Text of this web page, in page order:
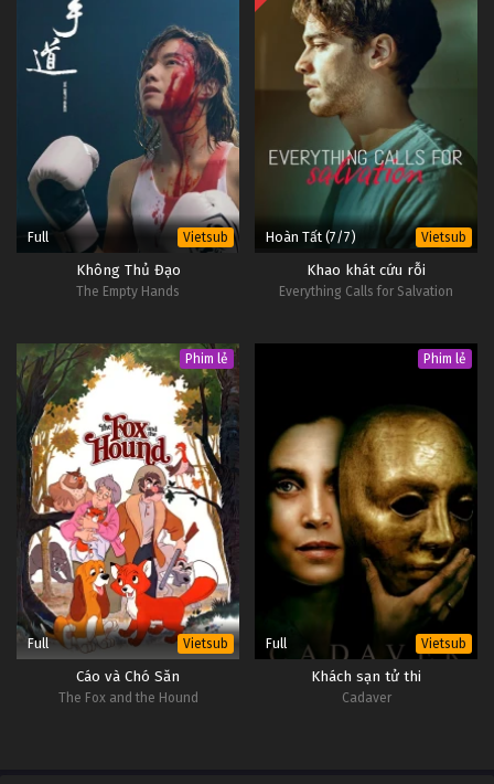
Full Vietsub
Không Thủ Đạo
The Empty Hands
Hoàn Tất (7/7) Vietsub
Khao khát cứu rỗi
Everything Calls for Salvation
Phim lẻ
Full Vietsub
Cáo và Chó Săn
The Fox and the Hound
Phim lẻ
Full Vietsub
Khách sạn tử thi
Cadaver